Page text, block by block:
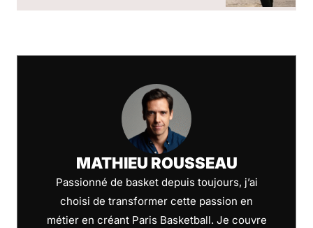
MATHIEU ROUSSEAU
Passionné de basket depuis toujours, j’ai
choisi de transformer cette passion en
métier en créant Paris Basketball. Je couvre